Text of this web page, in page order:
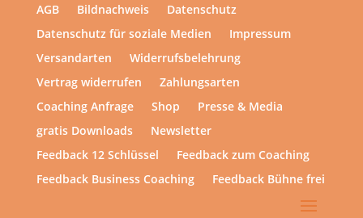
AGB Bildnachweis
Datenschutz
Datenschutz für soziale Medien
Impressum
Versandarten
Widerrufsbelehrung
Vertrag widerrufen
Zahlungsarten
Coaching Anfrage
Shop
Presse & Media
gratis Downloads
Newsletter
Feedback 12 Schlüssel
Feedback zum Coaching
Feedback Business Coaching
Feedback Bühne frei